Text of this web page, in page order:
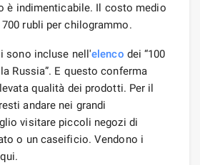
è indimenticabile. Il costo medio
rubli per chilogrammo.
sono incluse nell'elenco dei “100
Russia”. E questo conferma
qualità dei prodotti. Per il
andare nei grandi
visitare piccoli negozi di
o un caseificio. Vendono i